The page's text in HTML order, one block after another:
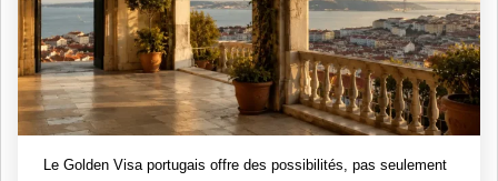
Le Golden Visa portugais offre des possibilités, pas seulement